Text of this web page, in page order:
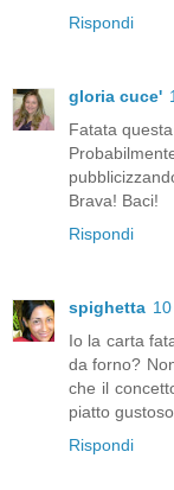
Rispondi
gloria cuce'
Fatata
Brava! Baci!
Rispondi
spighetta
Io la carta
da forno?
che il
piatto
Rispondi